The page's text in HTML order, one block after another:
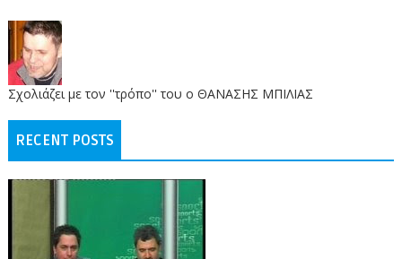
Σχολιάζει με τον ''τρόπο'' του ο ΘΑΝΑΣΗΣ ΜΠΙΛΙΑΣ
RECENT POSTS